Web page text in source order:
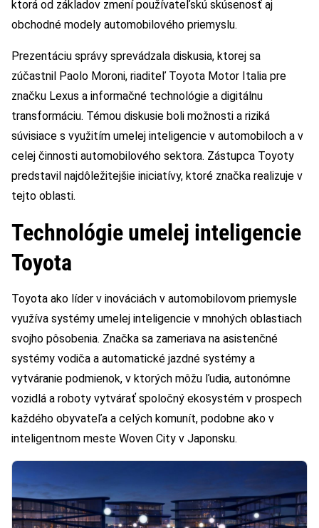
ktorá od základov zmení používateľskú skúsenosť aj
obchodné modely automobilového priemyslu.
Prezentáciu správy sprevádzala diskusia, ktorej sa
zúčastnil Paolo Moroni, riaditeľ Toyota Motor Italia pre
značku Lexus a informačné technológie a digitálnu
transformáciu. Témou diskusie boli možnosti a riziká
súvisiace s využitím umelej inteligencie v automobiloch a v
celej činnosti automobilového sektora. Zástupca Toyoty
predstavil najdôležitejšie iniciatívy, ktoré značka realizuje v
tejto oblasti.
Technológie umelej inteligencie
Toyota
Toyota ako líder v inováciách v automobilovom priemysle
využíva systémy umelej inteligencie v mnohých oblastiach
svojho pôsobenia. Značka sa zameriava na asistenčné
systémy vodiča a automatické jazdné systémy a
vytváranie podmienok, v ktorých môžu ľudia, autonómne
vozidlá a roboty vytvárať spoločný ekosystém v prospech
každého obyvateľa a celých komunít, podobne ako v
inteligentnom meste Woven City v Japonsku.